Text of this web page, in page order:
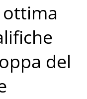
ottima
del